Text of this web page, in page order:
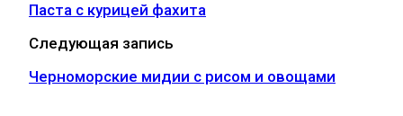
Паста с курицей фахита
Следующая запись
Черноморские мидии с рисом и овощами